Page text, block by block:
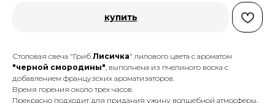
купить
Столовая свеча "Гриб Лисичка" лилового цвета с ароматом
"черной смородины", выполнена из пчелиного воска с
добавлением французских ароматизаторов.
Время горения около трех часов.
Прекрасно подходит для придания ужину волшебной атмосферы,